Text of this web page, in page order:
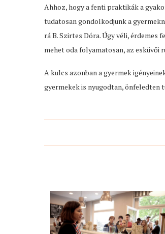
Ahhoz, hogy a fenti praktikák a
tudatosan gondolkodjunk a
rá B. Szirtes Dóra. Úgy véli, érdemes
mehet oda folyamatosan, az esküvői
A kulcs azonban a gyermek
gyermekek is nyugodtan, önfeledten